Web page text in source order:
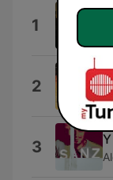
1
2
3